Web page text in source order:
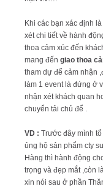
Khi các bạn xác định
xét chi tiết về hành
thoa cảm xúc đến
mang đến giao thoa
tham dự để cảm nhận
làm 1 event là đứng ở
nhận xét khách quan
chuyển tải chủ để .
VD : Trước đây mình
ủng hộ sản phẩm cty
Hàng thì hành động
trọng và đẹp mắt ,còn
xin nói sau ở phần